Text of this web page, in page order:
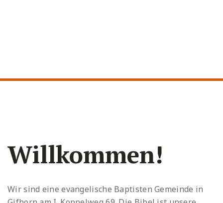
Willkommen!
Wir sind eine evangelische Baptisten Gemeinde in